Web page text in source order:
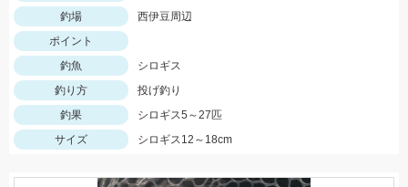
釣場
西伊豆周辺
ポイント
釣魚
シロギス
釣り方
投げ釣り
釣果
シロギス5～27匹
サイズ
シロギス12～18cm